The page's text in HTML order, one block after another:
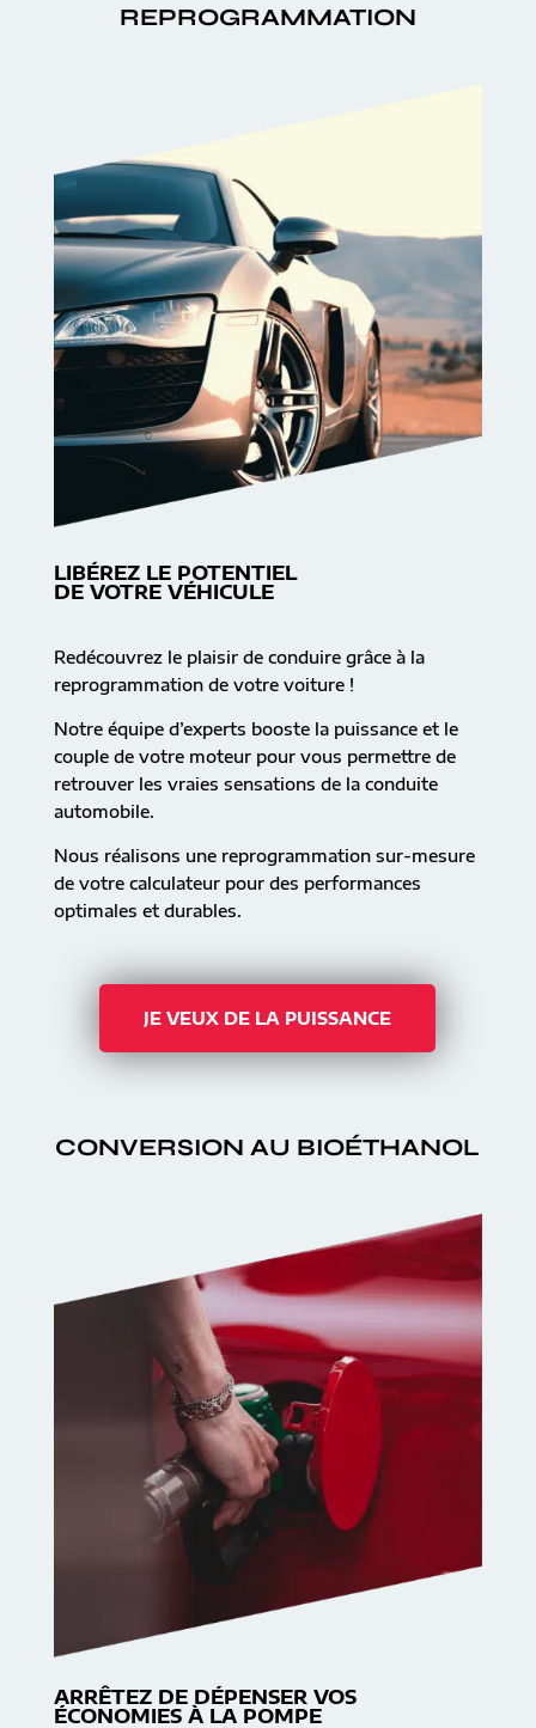
REPROGRAMMATION
LIBÉREZ LE POTENTIEL
DE VOTRE VÉHICULE
Redécouvrez le plaisir de conduire grâce à la
reprogrammation de votre voiture !
Notre équipe d’experts booste la puissance et le
couple de votre moteur pour vous permettre de
retrouver les vraies sensations de la conduite
automobile.
Nous réalisons une reprogrammation sur-mesure
de votre calculateur pour des performances
optimales et durables.
JE VEUX DE LA PUISSANCE
CONVERSION AU BIOÉTHANOL
ARRÊTEZ DE DÉPENSER VOS
ÉCONOMIES À LA POMPE